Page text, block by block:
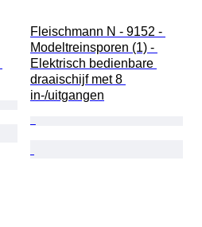
Fleischmann N - 9152 -
Modeltreinsporen (1) -
Elektrisch bedienbare
draaischijf met 8
in-/uitgangen